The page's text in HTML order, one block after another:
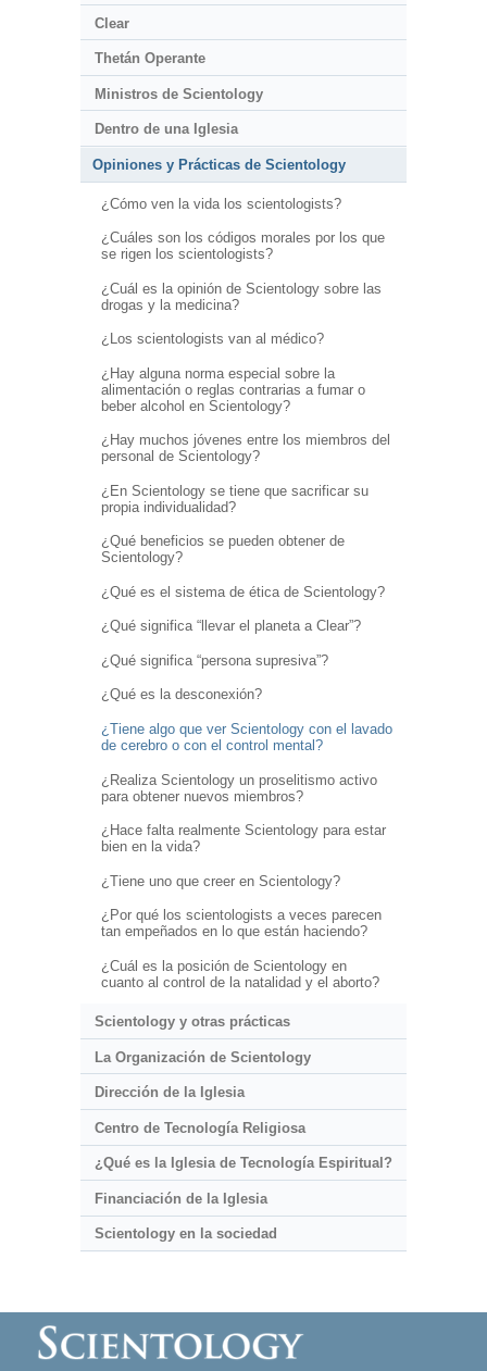
Clear
Thetán Operante
Ministros de Scientology
Dentro de una Iglesia
Opiniones y Prácticas de Scientology
¿Cómo ven la vida los scientologists?
¿Cuáles son los códigos morales por los que
se rigen los scientologists?
¿Cuál es la opinión de Scientology sobre las
drogas y la medicina?
¿Los scientologists van al médico?
¿Hay alguna norma especial sobre la
alimentación o reglas contrarias a fumar o
beber alcohol en Scientology?
¿Hay muchos jóvenes entre los miembros del
personal de Scientology?
¿En Scientology se tiene que sacrificar su
propia individualidad?
¿Qué beneficios se pueden obtener de
Scientology?
¿Qué es el sistema de ética de Scientology?
¿Qué significa “llevar el planeta a Clear”?
¿Qué significa “persona supresiva”?
¿Qué es la desconexión?
¿Tiene algo que ver Scientology con el lavado
de cerebro o con el control mental?
¿Realiza Scientology un proselitismo activo
para obtener nuevos miembros?
¿Hace falta realmente Scientology para estar
bien en la vida?
¿Tiene uno que creer en Scientology?
¿Por qué los scientologists a veces parecen
tan empeñados en lo que están haciendo?
¿Cuál es la posición de Scientology en
cuanto al control de la natalidad y el aborto?
Scientology y otras prácticas
La Organización de Scientology
Dirección de la Iglesia
Centro de Tecnología Religiosa
¿Qué es la Iglesia de Tecnología Espiritual?
Financiación de la Iglesia
Scientology en la sociedad